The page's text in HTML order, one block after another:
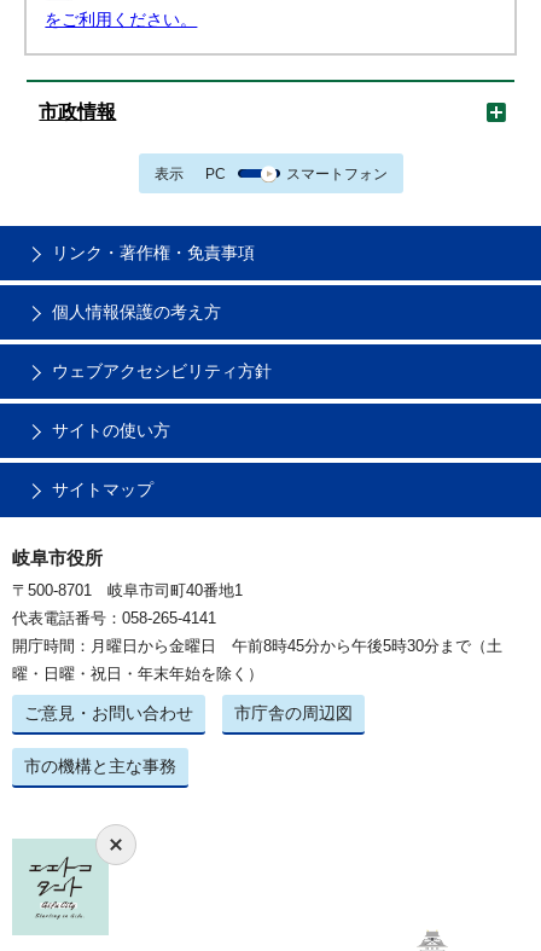
をご利用ください。
市政情報
表示 PC スマートフォン
リンク・著作権・免責事項
個人情報保護の考え方
ウェブアクセシビリティ方針
サイトの使い方
サイトマップ
岐阜市役所
〒500-8701 岐阜市司町40番地1
代表電話番号：058-265-4141
開庁時間：月曜日から金曜日 午前8時45分から午後5時30分まで（土
曜・日曜・祝日・年末年始を除く）
ご意見・お問い合わせ 市庁舎の周辺図
市の機構と主な事務